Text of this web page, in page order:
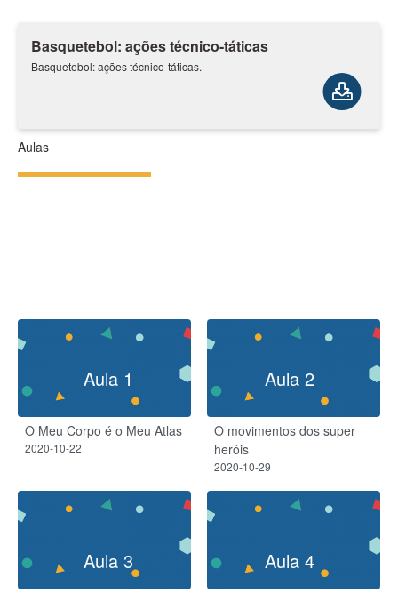
Basquetebol: ações técnico-táticas
Basquetebol: ações técnico-táticas.
Aulas
Aula 1
O Meu Corpo é o Meu Atlas
2020-10-22
Aula 2
O movimentos dos super
heróis
2020-10-29
Aula 3 Aula 4